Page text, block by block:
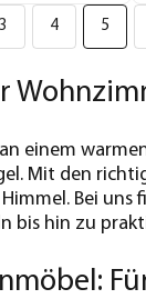
3 4 5
an einem
Mit den
Bei uns
bis hin zu